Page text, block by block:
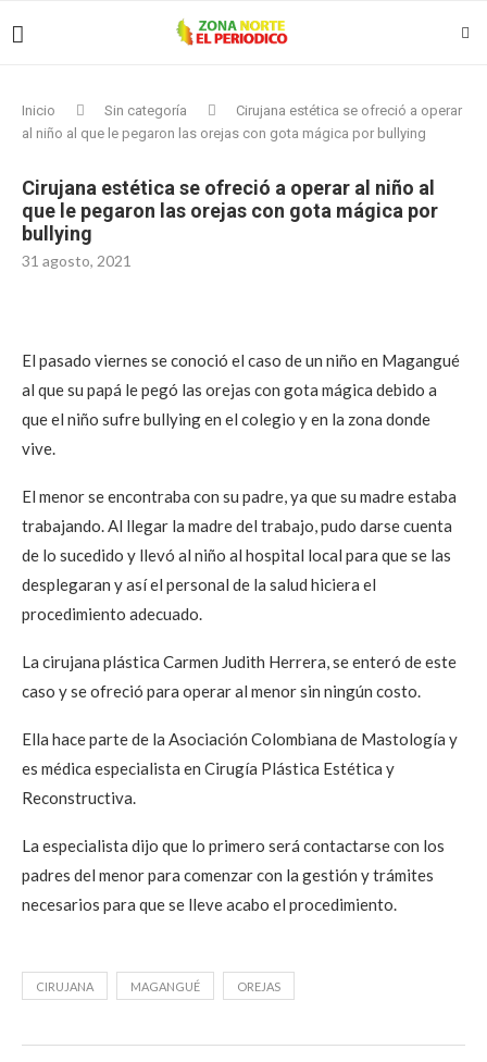
Inicio Sin categoría
Cirujana estética se ofreció a operar
al niño al que le pegaron las orejas con gota mágica por bullying
Cirujana estética se ofreció a operar al niño al
que le pegaron las orejas con gota mágica por
bullying
31 agosto, 2021
El pasado viernes se conoció el caso de un niño en Magangué
al que su papá le pegó las orejas con gota mágica debido a
que el niño sufre bullying en el colegio y en la zona donde
vive.
El menor se encontraba con su padre, ya que su madre estaba
trabajando. Al llegar la madre del trabajo, pudo darse cuenta
de lo sucedido y llevó al niño al hospital local para que se las
desplegaran y así el personal de la salud hiciera el
procedimiento adecuado.
La cirujana plástica Carmen Judith Herrera, se enteró de este
caso y se ofreció para operar al menor sin ningún costo.
Ella hace parte de la Asociación Colombiana de Mastología y
es médica especialista en Cirugía Plástica Estética y
Reconstructiva.
La especialista dijo que lo primero será contactarse con los
padres del menor para comenzar con la gestión y trámites
necesarios para que se lleve acabo el procedimiento.
CIRUJANA MAGANGUÉ OREJAS